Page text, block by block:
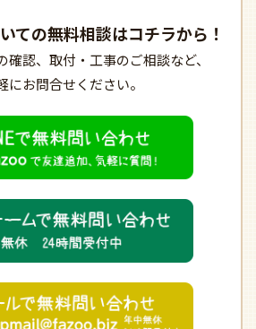
ての無料相談はコチラから！
認、 取付・工事のご相談など、
にお問合せください。